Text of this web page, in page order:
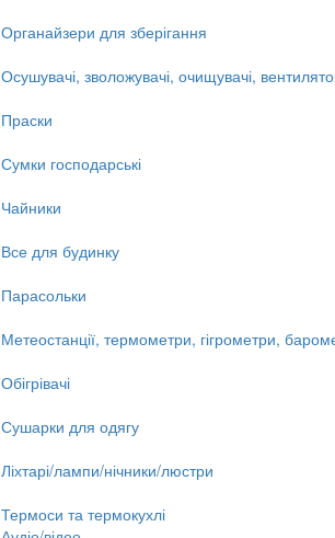
Органайзери для зберігання
Осушувачі, зволожувачі, очищувачі,
Праски
Сумки господарські
Чайники
Все для будинку
Парасольки
Метеостанції, термометри, гігрометри,
Обігрівачі
Сушарки для одягу
Ліхтарі/лампи/нічники/люстри
Термоси та термокухлі